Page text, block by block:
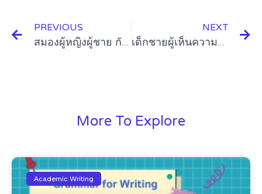
PREVIOUS
สมองผู้หญิงผู้ชาย กับการเรียนวิทยาศาสตร์?
NEXT
เด็กชายผู้เห็นความสำคัญของการศึกษา
More To Explore
Academic Writing